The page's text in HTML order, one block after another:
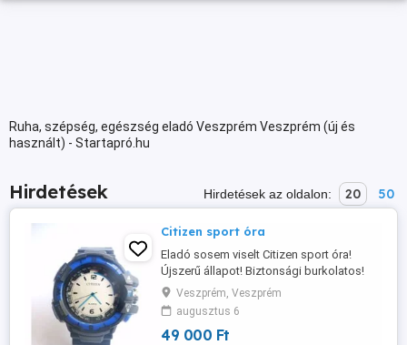
Ruha, szépség, egészség eladó Veszprém Veszprém (új és
használt) - Startapró.hu
Hirdetések Hirdetések az oldalon: 20 50
Citizen sport óra
Eladó sosem viselt Citizen sport óra!
Újszerű állapot! Biztonsági burkolatos!
53mm-es korona átmérő! Ritkaság!
Veszprém, Veszprém
augusztus 6
49 000 Ft